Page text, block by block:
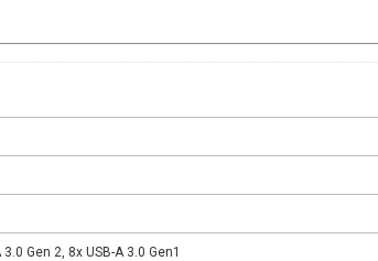
Gen 2, 8x USB-A 3.0 Gen1